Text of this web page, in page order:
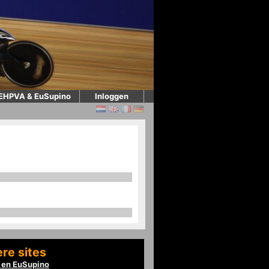
& EuSupino Inloggen
sites
en EuSupino